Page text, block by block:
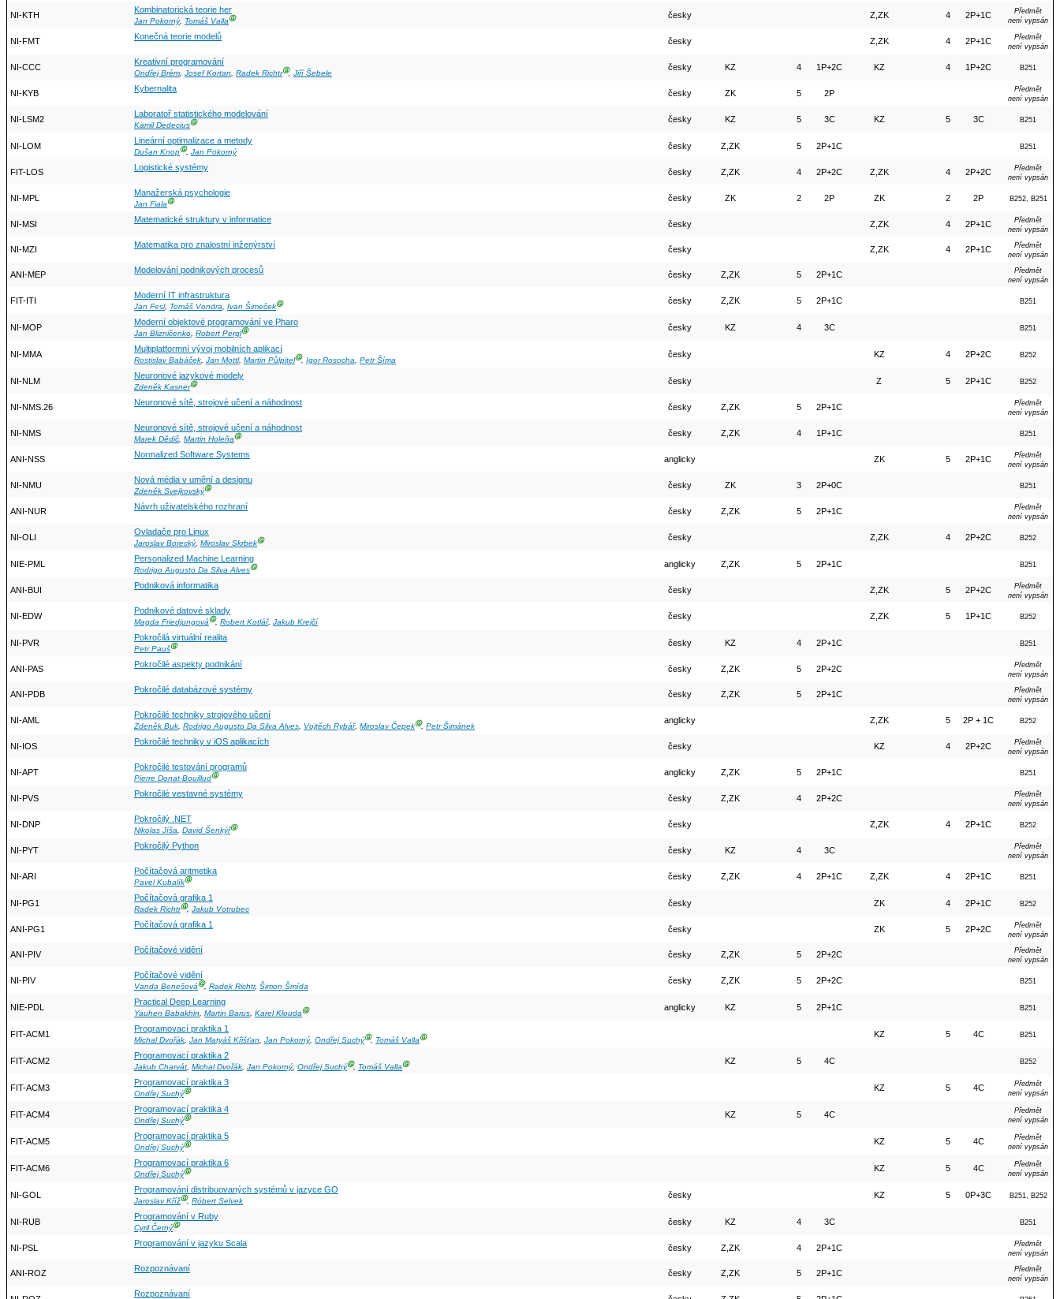
NI-KTH
Kombinatorická teorie her
Jan Pokorný, Tomáš VallaⒼ česky Z,ZK 4 2P+1C
Předmět
není vypsán
NI-FMT Konečná teorie modelů česky Z,ZK 4 2P+1C
Předmět
není vypsán
NI-CCC
Kreativní programování
Ondřej Brém, Josef Kortan, Radek RichtrⒼ, Jiří Šebele
česky KZ 4 1P+2C KZ 4 1P+2C B251
NI-KYB Kybernalita česky ZK 5 2P
Předmět
není vypsán
NI-LSM2
Laboratoř statistického modelování
Kamil DedeciusⒼ česky KZ 5 3C KZ 5 3C B251
NI-LOM
Lineární optimalizace a metody
Dušan KnopⒼ, Jan Pokorný
česky Z,ZK 5 2P+1C B251
FIT-LOS Logistické systémy česky Z,ZK 4 2P+2C Z,ZK 4 2P+2C
Předmět
není vypsán
NI-MPL
Manažerská psychologie
Jan FialaⒼ česky ZK 2 2P ZK 2 2P B252, B251
NI-MSI Matematické struktury v informatice česky Z,ZK 4 2P+1C
Předmět
není vypsán
NI-MZI Matematika pro znalostní inženýrství česky Z,ZK 4 2P+1C
Předmět
není vypsán
ANI-MEP Modelování podnikových procesů česky Z,ZK 5 2P+1C
Předmět
není vypsán
FIT-ITI
Moderní IT infrastruktura
Jan Fesl, Tomáš Vondra, Ivan ŠimečekⒼ česky Z,ZK 5 2P+1C B251
NI-MOP
Moderní objektové programování ve Pharo
Jan Blizničenko, Robert PerglⒼ česky KZ 4 3C B251
NI-MMA
Multiplatformní vývoj mobilních aplikací
Rostislav Babáček, Jan Mottl, Martin PůlpitelⒼ, Igor Rosocha, Petr Šíma
česky KZ 4 2P+2C B252
NI-NLM
Neuronové jazykové modely
Zdeněk KasnerⒼ česky Z 5 2P+1C B252
NI-NMS.26 Neuronové sítě, strojové učení a náhodnost česky Z,ZK 5 2P+1C
Předmět
není vypsán
NI-NMS
Neuronové sítě, strojové učení a náhodnost
Marek Dědič, Martin HoleňaⒼ česky Z,ZK 4 1P+1C B251
ANI-NSS Normalized Software Systems anglicky ZK 5 2P+1C
Předmět
není vypsán
NI-NMU
Nová média v umění a designu
Zdeněk SvejkovskýⒼ česky ZK 3 2P+0C B251
ANI-NUR Návrh uživatelského rozhraní česky Z,ZK 5 2P+1C
Předmět
není vypsán
NI-OLI
Ovladače pro Linux
Jaroslav Borecký, Miroslav SkrbekⒼ česky Z,ZK 4 2P+2C B252
NIE-PML
Personalized Machine Learning
Rodrigo Augusto Da Silva AlvesⒼ anglicky Z,ZK 5 2P+1C B251
ANI-BUI Podniková informatika česky Z,ZK 5 2P+2C
Předmět
není vypsán
NI-EDW
Podnikové datové sklady
Magda FriedjungováⒼ, Robert Kotlář, Jakub Krejčí
česky Z,ZK 5 1P+1C B252
NI-PVR
Pokročilá virtuální realita
Petr PaušⒼ česky KZ 4 2P+1C B251
ANI-PAS Pokročilé aspekty podnikání česky Z,ZK 5 2P+2C
Předmět
není vypsán
ANI-PDB Pokročilé databázové systémy česky Z,ZK 5 2P+1C
Předmět
není vypsán
NI-AML
Pokročilé techniky strojového učení
Zdeněk Buk, Rodrigo Augusto Da Silva Alves, Vojtěch Rybář, Miroslav ČepekⒼ, Petr Šimánek
anglicky Z,ZK 5 2P + 1C B252
NI-IOS Pokročilé techniky v iOS aplikacích česky KZ 4 2P+2C
Předmět
není vypsán
NI-APT
Pokročilé testování programů
Pierre Donat-BouilludⒼ anglicky Z,ZK 5 2P+1C B251
NI-PVS Pokročilé vestavné systémy česky Z,ZK 4 2P+2C
Předmět
není vypsán
NI-DNP
Pokročilý .NET
Nikolas Jíša, David ŠenkýřⒼ česky Z,ZK 4 2P+1C B252
NI-PYT Pokročilý Python česky KZ 4 3C
Předmět
není vypsán
NI-ARI
Počítačová aritmetika
Pavel KubalíkⒼ česky Z,ZK 4 2P+1C Z,ZK 4 2P+1C B251
NI-PG1
Počítačová grafika 1
Radek RichtrⒼ, Jakub Votrubec
česky ZK 4 2P+1C B252
ANI-PG1 Počítačová grafika 1 česky ZK 5 2P+2C
Předmět
není vypsán
ANI-PIV Počítačové vidění česky Z,ZK 5 2P+2C
Předmět
není vypsán
NI-PIV
Počítačové vidění
Vanda BenešováⒼ, Radek Richtr, Šimon Šmída
česky Z,ZK 5 2P+2C B251
NIE-PDL
Practical Deep Learning
Yauhen Babakhin, Martin Barus, Karel KloudaⒼ anglicky KZ 5 2P+1C B251
FIT-ACM1
Programovací praktika 1
Michal Dvořák, Jan Matyáš Křišťan, Jan Pokorný, Ondřej SuchýⒼ, Tomáš VallaⒼ KZ 5 4C B251
FIT-ACM2
Programovací praktika 2
Jakub Charvát, Michal Dvořák, Jan Pokorný, Ondřej SuchýⒼ, Tomáš VallaⒼ KZ 5 4C B252
FIT-ACM3
Programovací praktika 3
Ondřej SuchýⒼ KZ 5 4C
Předmět
není vypsán
FIT-ACM4
Programovací praktika 4
Ondřej SuchýⒼ KZ 5 4C
Předmět
není vypsán
FIT-ACM5
Programovací praktika 5
Ondřej SuchýⒼ KZ 5 4C
Předmět
není vypsán
FIT-ACM6
Programovací praktika 6
Ondřej SuchýⒼ KZ 5 4C
Předmět
není vypsán
NI-GOL
Programování distribuovaných systémů v jazyce GO
Jaroslav KřížⒼ, Róbert Selvek
česky KZ 5 0P+3C B251, B252
NI-RUB
Programování v Ruby
Cyril ČernýⒼ česky KZ 4 3C B251
NI-PSL Programování v jazyku Scala česky Z,ZK 4 2P+1C
Předmět
není vypsán
ANI-ROZ Rozpoznávaní česky Z,ZK 5 2P+1C
Předmět
není vypsán
Rozpoznávaní